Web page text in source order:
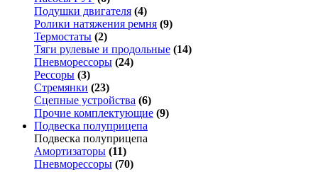
Подушки двигателя (4)
Ролики натяжения ремня (9)
Термостаты (2)
Тяги рулевые и продольные (14)
Пневморессоры (24)
Рессоры (3)
Стремянки (23)
Сцепные устройства (6)
Прочие комплектующие (9)
Подвеска полуприцепа
Подвеска полуприцепа
Амортизаторы (11)
Пневморессоры (70)